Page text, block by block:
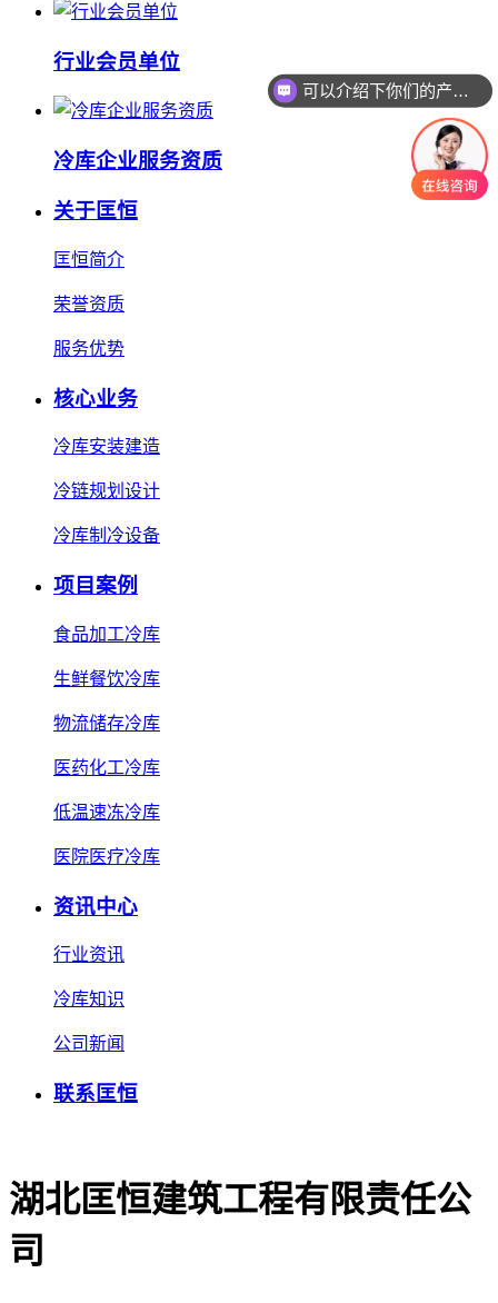
行业会员单位
冷库企业服务资质
关于匡恒
匡恒简介
荣誉资质
服务优势
核心业务
冷库安装建造
冷链规划设计
冷库制冷设备
项目案例
食品加工冷库
生鲜餐饮冷库
物流储存冷库
医药化工冷库
低温速冻冷库
医院医疗冷库
资讯中心
行业资讯
冷库知识
公司新闻
联系匡恒
湖北匡恒建筑工程有限责任公
司
可以介绍下你们的产品么